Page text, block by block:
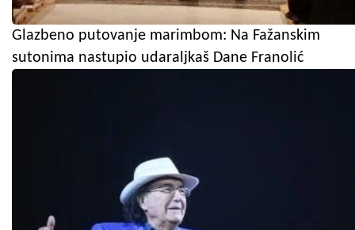
Glazbeno putovanje marimbom: Na Fažanskim
sutonima nastupio udaraljkaš Dane Franolić